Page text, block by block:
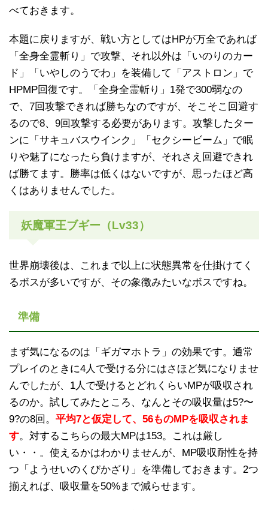
べておきます。
本題に戻りますが、戦い方としてはHPが万全であれば
「全身全霊斬り」で攻撃、それ以外は「いのりのカー
ド」「いやしのうでわ」を装備して「アストロン」で
HPMP回復です。「全身全霊斬り」1発で300弱なの
で、7回攻撃できれば勝ちなのですが、そこそこ回避す
るので8、9回攻撃する必要があります。攻撃したター
ンに「サキュバスウインク」「セクシービーム」で眠
りや魅了になったら負けますが、それさえ回避できれ
ば勝てます。勝率は低くはないですが、思ったほど高
くはありませんでした。
妖魔軍王ブギー（Lv33）
世界崩壊後は、これまで以上に状態異常を仕掛けてく
るボスが多いですが、その象徴みたいなボスですね。
準備
まず気になるのは「ギガマホトラ」の効果です。通常
プレイのときに4人で受ける分にはさほど気になりませ
んでしたが、1人で受けるとどれくらいMPが吸収され
るのか。試してみたところ、なんとその吸収量は5?〜
9?の8回。 平均7と仮定して、56ものMPを吸収されま
す。対するこちらの最大MPは153。これは厳し
い・・。使えるかはわかりませんが、MP吸収耐性を持
つ「ようせいのくびかざり」を準備しておきます。2つ
揃えれば、吸収量を50%まで減らせます。